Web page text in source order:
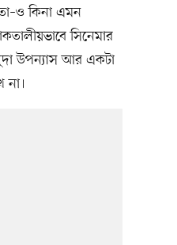
কিনা এমন
সিনেমার
উপন্যাস আর একটা
না।